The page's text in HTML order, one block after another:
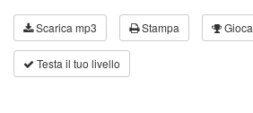
Scarica mp3 Stampa Gioca
Testa il tuo livello